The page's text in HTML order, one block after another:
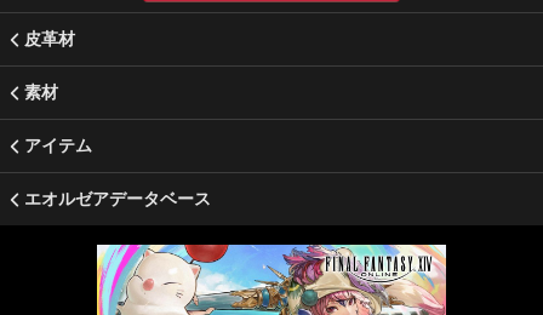
皮革材
素材
アイテム
エオルゼアデータベース